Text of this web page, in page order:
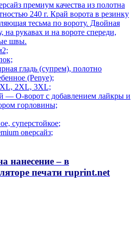
премиум качества из полотна
240 г. Край ворота в резинку
тесьма по вороту. Двойная
на рукавах и на вороте спереди,
швы.
гладь (супрем), полотно
(Penye);
2XL, 3XL;
— О-ворот с добавлением лайкры и
горловины;
суперстойкое;
оверсайз;
нанесение – в
печати ruprint.net